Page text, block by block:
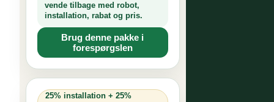
vende tilbage med robot,
installation, rabat og pris.
Brug denne pakke i
forespørgslen
25% installation + 25%